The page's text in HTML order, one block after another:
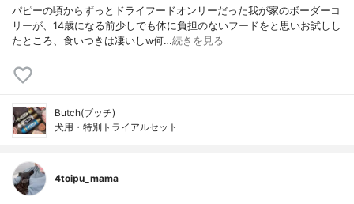
パピーの頃からずっとドライフードオンリーだった我が家のボーダーコ
リーが、14歳になる前少しでも体に負担のないフードをと思いお試しし
たところ、食いつきは凄いしw何…続きを見る
Butch(ブッチ)
犬用・特別トライアルセット
4toipu_mama